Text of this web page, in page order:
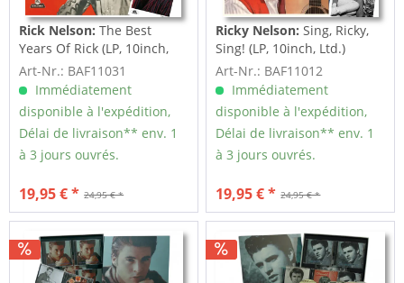
Rick Nelson:The Best
Years Of Rick (LP, 10inch,
Ltd.)
Art-Nr.: BAF11031
Immédiatement
disponible à l'expédition,
Délai de livraison** env. 1
à 3 jours ouvrés.
24,95 € *
19,95 € *
Ricky Nelson:Sing, Ricky,
Sing! (LP, 10inch, Ltd.)
Art-Nr.: BAF11012
Immédiatement
disponible à l'expédition,
Délai de livraison** env. 1
à 3 jours ouvrés.
24,95 € *
19,95 € *